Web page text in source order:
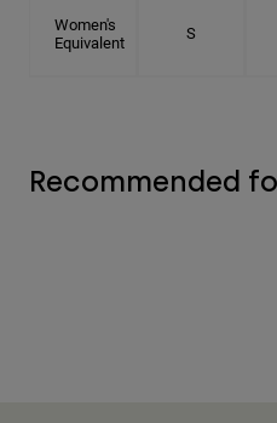
Women's
Equivalent
S
Recommended